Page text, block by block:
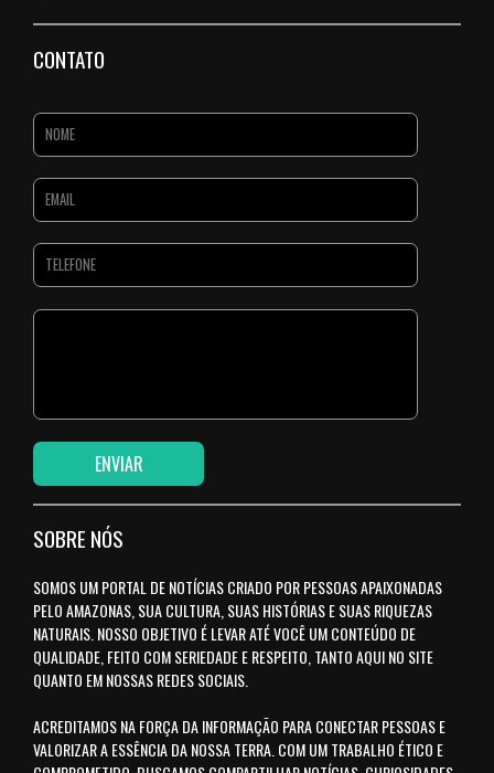
CONTATO
SOBRE NÓS
SOMOS UM PORTAL DE NOTÍCIAS CRIADO POR PESSOAS APAIXONADAS
PELO AMAZONAS, SUA CULTURA, SUAS HISTÓRIAS E SUAS RIQUEZAS
NATURAIS. NOSSO OBJETIVO É LEVAR ATÉ VOCÊ UM CONTEÚDO DE
QUALIDADE, FEITO COM SERIEDADE E RESPEITO, TANTO AQUI NO SITE
QUANTO EM NOSSAS REDES SOCIAIS.
ACREDITAMOS NA FORÇA DA INFORMAÇÃO PARA CONECTAR PESSOAS E
VALORIZAR A ESSÊNCIA DA NOSSA TERRA. COM UM TRABALHO ÉTICO E